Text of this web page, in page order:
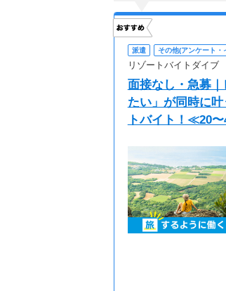
派遣 その他(アンケート・
リゾートバイトダイ
面接なし・急募
たい」が同時に
トバイト！≪20